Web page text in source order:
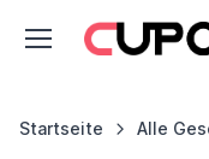
Startseite Alle